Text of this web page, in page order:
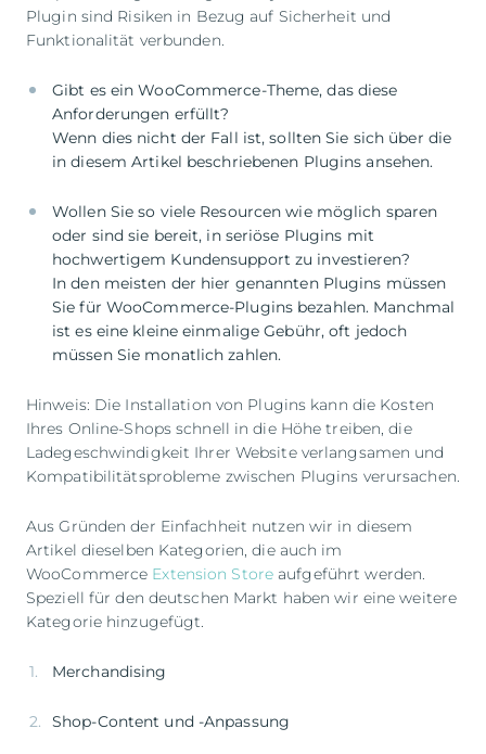
Plugin sind Risiken in Bezug auf Sicherheit und
Funktionalität verbunden.
Gibt es ein WooCommerce-Theme, das diese
Anforderungen erfüllt?
Wenn dies nicht der Fall ist, sollten Sie sich über die
Wollen Sie so viele Resourcen wie möglich sparen
oder sind sie bereit, in seriöse Plugins mit
hochwertigem Kundensupport zu investieren?
In den meisten der hier genannten Plugins müssen
Sie für WooCommerce-Plugins bezahlen. Manchmal
ist es eine kleine einmalige Gebühr, oft jedoch
müssen Sie monatlich zahlen.
Hinweis: Die Installation von Plugins kann die Kosten
Ihres Online-Shops schnell in die Höhe treiben, die
Ladegeschwindigkeit Ihrer Website verlangsamen und
Kompatibilitätsprobleme zwischen Plugins verursachen.
Aus Gründen der Einfachheit nutzen wir in diesem
Artikel dieselben Kategorien, die auch im
WooCommerce Extension Store aufgeführt werden.
Speziell für den deutschen Markt haben wir eine weitere
Kategorie hinzugefügt.
Merchandising
Shop-Content und -Anpassung